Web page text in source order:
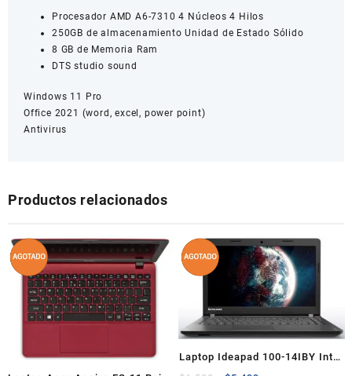
A6-
7310,
250gb
Ssd,
Ram,
Blanco
cantidad
Procesador AMD A6-7310 4 Núcleos 4 Hilos
250GB de almacenamiento Unidad de Estado Sólido
8 GB de Memoria Ram
DTS studio sound
Windows 11 Pro
Office 2021 (word, excel, power point)
Antivirus
Productos relacionados
Laptop Ideapad 100-14IBY Intel